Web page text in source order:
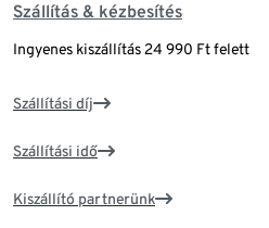
Szállítás & kézbesítés
Ingyenes kiszállítás 24 990 Ft felett
Szállítási díj
Szállítási idő
Kiszállító partnerünk